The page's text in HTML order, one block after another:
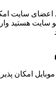
اعضای سایت
سایت هستید
موبایل امکان